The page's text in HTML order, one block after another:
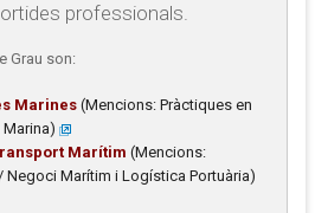
professionals.
Grau son:
Marines (Mencions: Pràctiques en
Marítim (Mencions:
Negoci Marítim i Logística Portuària)